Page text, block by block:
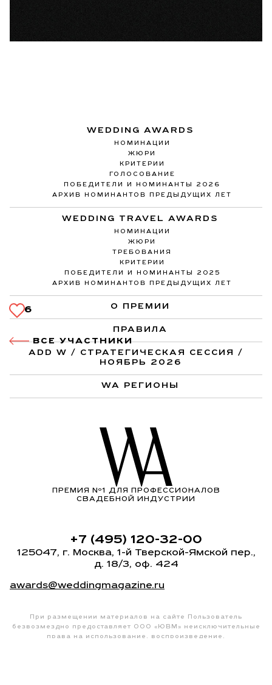
6
ВСЕ УЧАСТНИКИ
WEDDING AWARDS
НОМИНАЦИИ
ЖЮРИ
КРИТЕРИИ
ГОЛОСОВАНИЕ
ПОБЕДИТЕЛИ И НОМИНАНТЫ 2026
АРХИВ НОМИНАНТОВ ПРЕДЫДУЩИХ ЛЕТ
WEDDING TRAVEL AWARDS
НОМИНАЦИИ
ЖЮРИ
ТРЕБОВАНИЯ
КРИТЕРИИ
ПОБЕДИТЕЛИ И НОМИНАНТЫ 2025
АРХИВ НОМИНАНТОВ ПРЕДЫДУЩИХ ЛЕТ
О ПРЕМИИ
ПРАВИЛА
ADD W / СТРАТЕГИЧЕСКАЯ СЕССИЯ /
НОЯБРЬ 2026
WA РЕГИОНЫ
ПРЕМИЯ Nº1 ДЛЯ ПРОФЕССИОНАЛОВ
СВАДЕБНОЙ ИНДУСТРИИ
+7 (495) 120-32-00
125047, г. Москва, 1-й Тверской-Ямской пер.,
д. 18/3, оф. 424
awards@weddingmagazine.ru
При размещении материалов на сайте Пользователь
безвозмездно предоставляет ООО «ЮВМ» неисключительные
права на использование, воспроизведение,